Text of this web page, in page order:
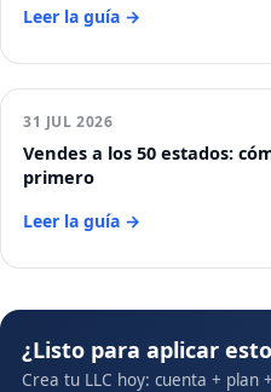
Leer la guía →
31 JUL 2026
Vendes a los 50 estados:
primero
Leer la guía →
¿Listo para aplicar
Crea tu LLC hoy: cuenta + plan